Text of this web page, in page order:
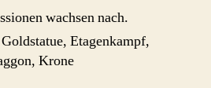
wachsen nach.
Etagenkampf,
Krone